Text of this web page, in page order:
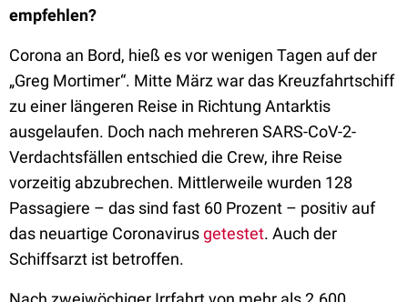
empfehlen?
Corona an Bord, hieß es vor wenigen Tagen auf der
„Greg Mortimer“. Mitte März war das Kreuzfahrtschiff
zu einer längeren Reise in Richtung Antarktis
ausgelaufen. Doch nach mehreren SARS-CoV-2-
Verdachtsfällen entschied die Crew, ihre Reise
vorzeitig abzubrechen. Mittlerweile wurden 128
Passagiere – das sind fast 60 Prozent – positiv auf
das neuartige Coronavirusgetestet. Auch der
Schiffsarzt ist betroffen.